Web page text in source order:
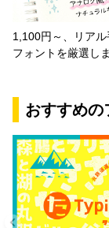
1,100円～、リア
フォントを厳選し
おすすめの